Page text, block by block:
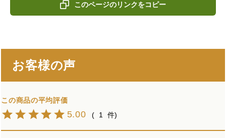
このページのリンクをコピー
お客様の声
5.00 1